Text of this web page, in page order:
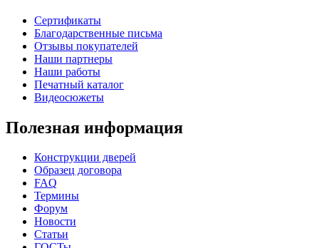
Порошковое напыление "Шелк"
Сертификаты
Благодарственные письма
Отзывы покупателей
Наши партнеры
Наши работы
Печатный каталог
Видеосюжеты
Полезная информация
Конструкции дверей
Образец договора
FAQ
Термины
Форум
Новости
Статьи